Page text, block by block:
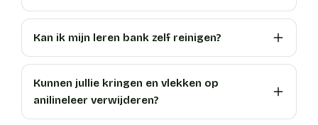
Kan ik mijn leren bank zelf reinigen?
Kunnen jullie kringen en vlekken op
anilineleer verwijderen?